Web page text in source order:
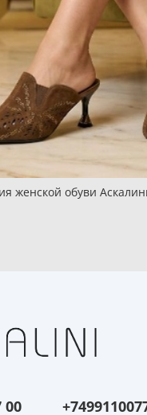
женской обуви
00